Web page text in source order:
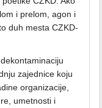
i prelom, agon i
duh mesta CZKD-
zajednice koju
organizacije,
umetnosti i